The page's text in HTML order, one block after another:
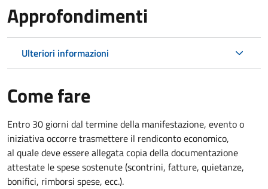
Approfondimenti
Ulteriori informazioni
Come fare
Entro 30 giorni dal termine della manifestazione, evento o
iniziativa occorre trasmettere il rendiconto economico,
al quale deve essere allegata copia della documentazione
attestate le spese sostenute (scontrini, fatture, quietanze,
bonifici, rimborsi spese, ecc.).